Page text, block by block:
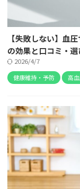
【失敗しない】血
の効果と口コミ・
2026/4/7
健康維持・予防 高